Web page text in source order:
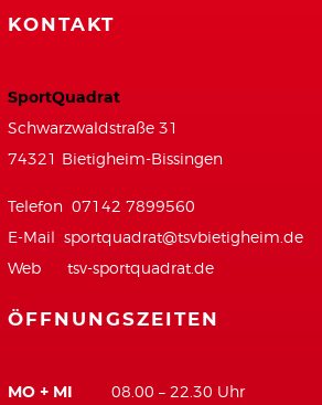
KONTAKT
SportQuadrat
Schwarzwaldstraße 31
74321 Bietigheim-Bissingen
Telefon 07142 7899560
E-Mail sportquadrat@tsvbietigheim.de
Web tsv-sportquadrat.de
ÖFFNUNGSZEITEN
MO + MI 08.00 – 22.30 Uhr